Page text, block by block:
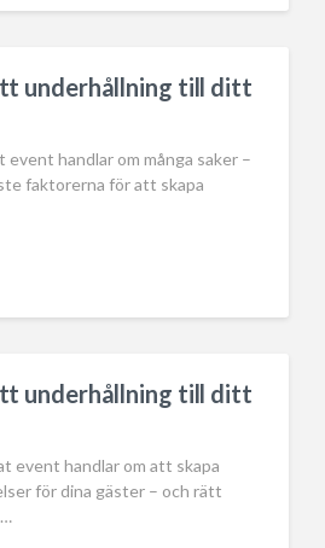
underhållning till ditt
handlar om många saker –
faktorerna för att skapa
underhållning till ditt
event handlar om att skapa
för dina gäster – och rätt